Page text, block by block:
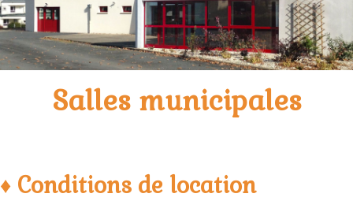
Salles municipales
♦ Conditions de location